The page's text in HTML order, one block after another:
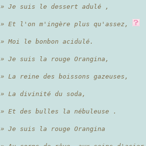
» Je suis le dessert adulé ,
» Et l'on m'ingère plus qu'assez,
» Moi le bonbon acidulé.
» Je suis la rouge Orangina,
» La reine des boissons gazeuses,
» La divinité du soda,
» Et des bulles la nébuleuse .
» Je suis la rouge Orangina